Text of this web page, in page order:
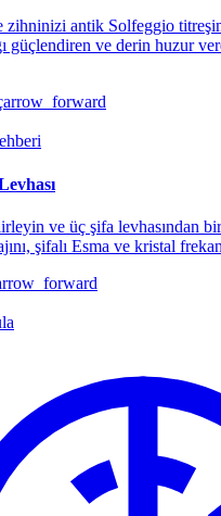
zihninizi antik Solfeggio
güçlendiren ve derin huzur
arrow_forward
ve üç şifa levhasından
şifalı Esma ve kristal